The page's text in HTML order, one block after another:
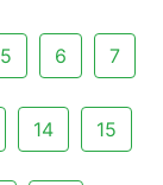
5 6 7
14 15